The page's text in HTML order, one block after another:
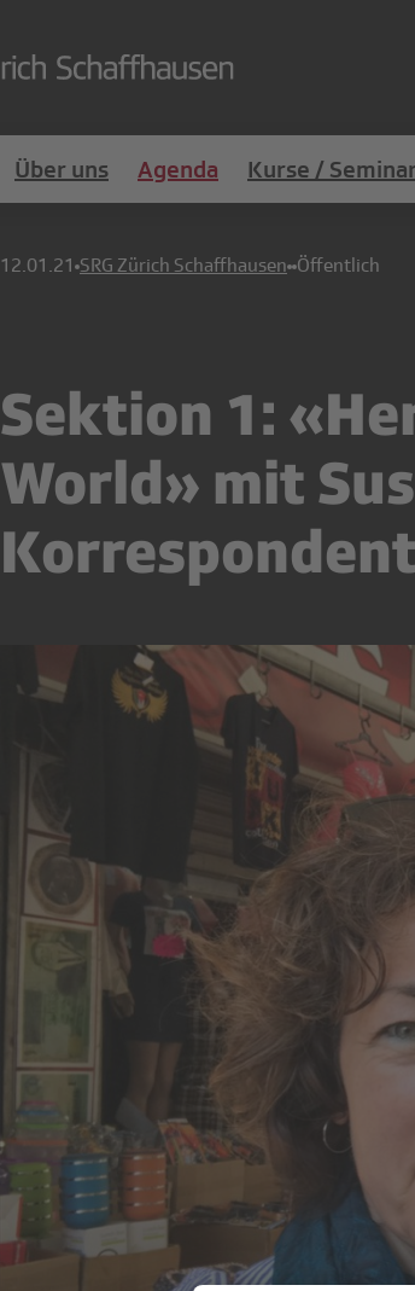
Über uns Agenda Kurse /
12.01.21 SRG Zürich Schaffhausen Öffentlich
Sektion 1:
World» mit